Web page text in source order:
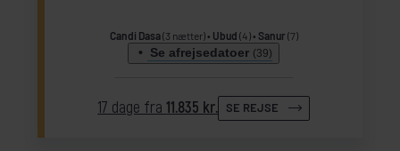
Candi Dasa(3 nætter) Ubud (4) Sanur (7)
Se afrejsedatoer (39)
17 dage fra11.835 kr. SE REJSE